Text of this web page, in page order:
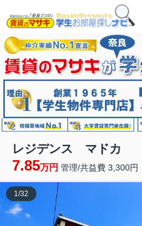
レジデンス マドカ
7.85万円 管理/共益費 3,300円
1/32